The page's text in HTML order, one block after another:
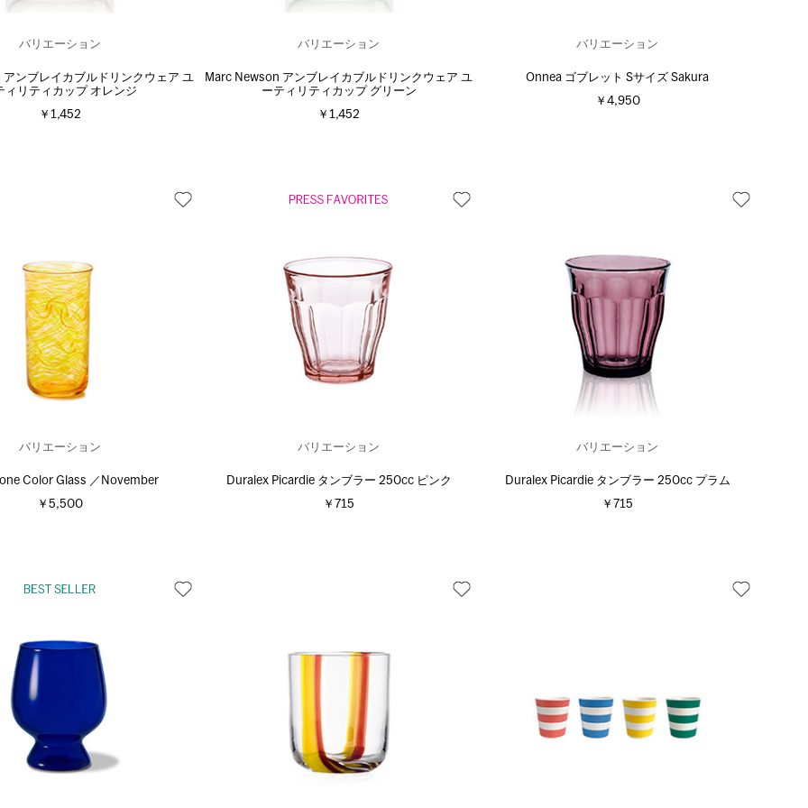
バリエーション
ンブレイカブルドリンクウェア ユ
ィリティカップ オレンジ
￥1,452
バリエーション
Marc Newson アンブレイカブルドリンクウェア ユ
ーティリティカップ グリーン
￥1,452
バリエーション
Onnea ゴブレット Sサイズ Sakura
￥4,950
バリエーション
Color Glass ／November
￥5,500
バリエーション
Duralex Picardie タンブラー 250cc ピンク
￥715
バリエーション
Duralex Picardie タンブラー 250cc プラム
￥715